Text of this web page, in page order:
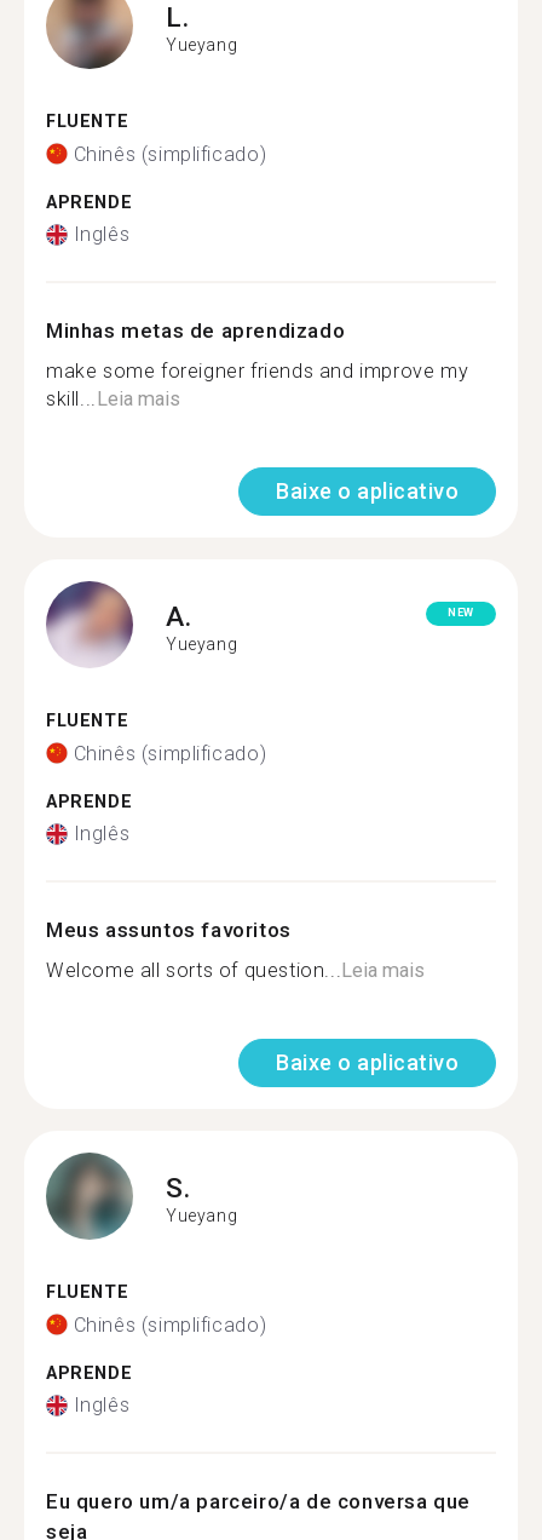
L.
Yueyang
FLUENTE
Chinês (simplificado)
APRENDE
Inglês
Minhas metas de aprendizado
make some foreigner friends and improve my
skill...Leia mais
Baixe o aplicativo
A.
Yueyang
NEW
FLUENTE
Chinês (simplificado)
APRENDE
Inglês
Meus assuntos favoritos
Welcome all sorts of question...Leia mais
Baixe o aplicativo
S.
Yueyang
FLUENTE
Chinês (simplificado)
APRENDE
Inglês
Eu quero um/a parceiro/a de conversa que
seja